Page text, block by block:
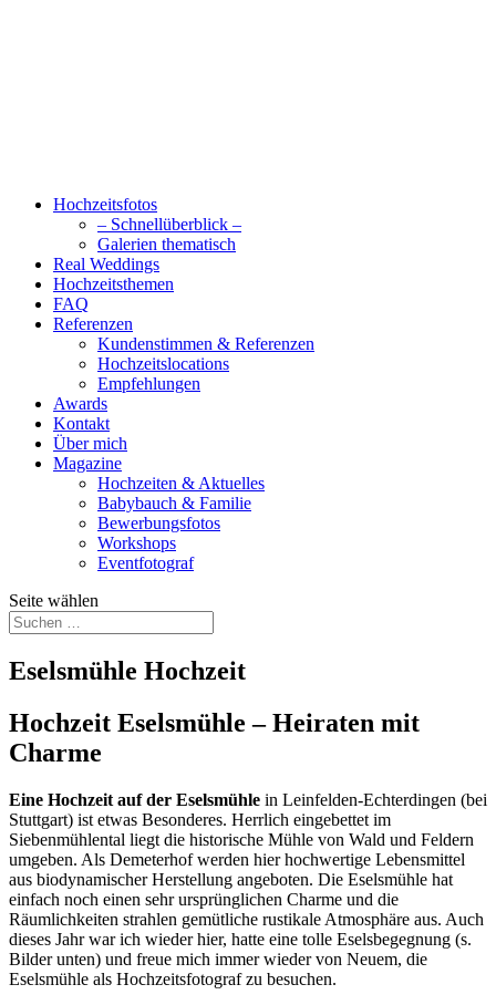
Hochzeitsfotos
– Schnellüberblick –
Galerien thematisch
Real Weddings
Hochzeitsthemen
FAQ
Referenzen
Kundenstimmen & Referenzen
Hochzeitslocations
Empfehlungen
Awards
Kontakt
Über mich
Magazine
Hochzeiten & Aktuelles
Babybauch & Familie
Bewerbungsfotos
Workshops
Eventfotograf
Seite wählen
Eselsmühle Hochzeit
Hochzeit Eselsmühle – Heiraten mit
Charme
Eine Hochzeit auf der Eselsmühle in Leinfelden-Echterdingen (bei
Stuttgart) ist etwas Besonderes. Herrlich eingebettet im
Siebenmühlental liegt die historische Mühle von Wald und Feldern
umgeben. Als Demeterhof werden hier hochwertige Lebensmittel
aus biodynamischer Herstellung angeboten. Die Eselsmühle hat
einfach noch einen sehr ursprünglichen Charme und die
Räumlichkeiten strahlen gemütliche rustikale Atmosphäre aus. Auch
dieses Jahr war ich wieder hier, hatte eine tolle Eselsbegegnung (s.
Bilder unten) und freue mich immer wieder von Neuem, die
Eselsmühle als Hochzeitsfotograf zu besuchen.